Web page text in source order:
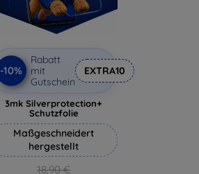
-10%
Rabatt
mit
Gutschein
EXTRA10
3mk Silverprotection+
Schutzfolie
Maßgeschneidert
hergestellt
18,90 €